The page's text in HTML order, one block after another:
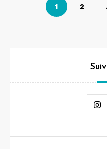
Navigation
1 2